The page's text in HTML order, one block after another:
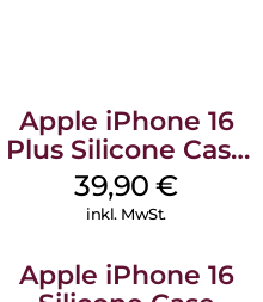
Apple iPhone 16
Plus Silicone Case
MagSafe Plum
39,90€
inkl. MwSt.
Apple iPhone 16